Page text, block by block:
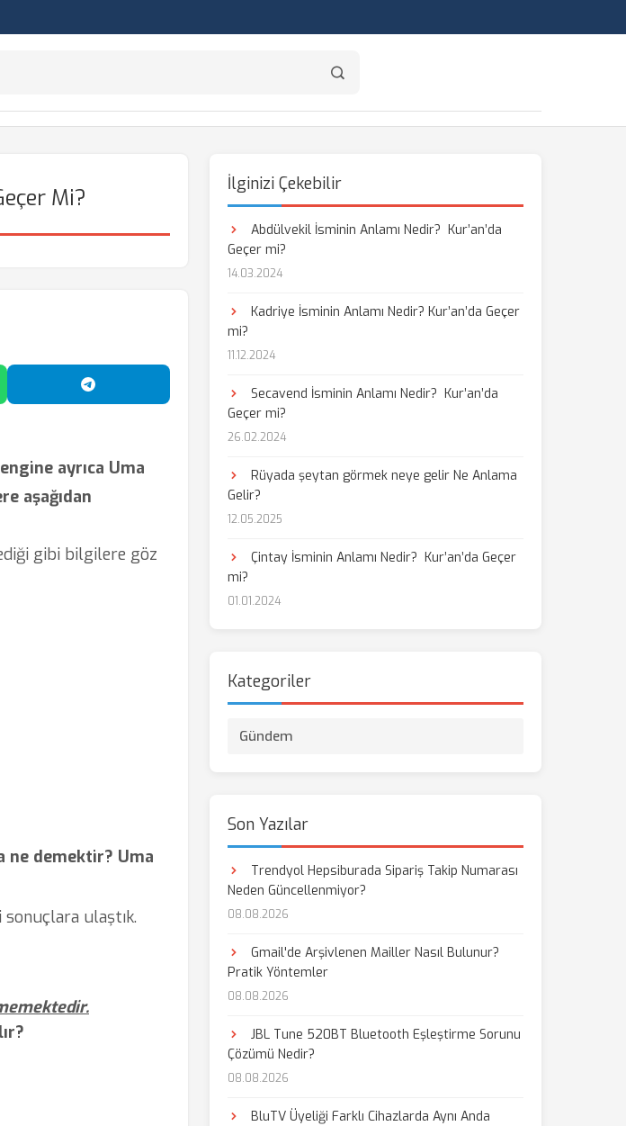
Mi?
Paylaş Telegram'da Paylaş
ayrıca Uma
aşağıdan
gibi bilgilere göz
ne demektir? Uma
sonuçlara ulaştık.
İlginizi Çekebilir
Abdülvekil İsminin Anlamı Nedir? Kur’an’da
Geçer mi?
14.03.2024
Kadriye İsminin Anlamı Nedir? Kur’an’da Geçer
mi?
11.12.2024
Secavend İsminin Anlamı Nedir? Kur’an’da
Geçer mi?
26.02.2024
Rüyada şeytan görmek neye gelir Ne Anlama
Gelir?
12.05.2025
Çintay İsminin Anlamı Nedir? Kur’an’da Geçer
mi?
01.01.2024
Kategoriler
Gündem
Son Yazılar
Trendyol Hepsiburada Sipariş Takip Numarası
Neden Güncellenmiyor?
08.08.2026
Gmail'de Arşivlenen Mailler Nasıl Bulunur?
Pratik Yöntemler
08.08.2026
JBL Tune 520BT Bluetooth Eşleştirme Sorunu
Çözümü Nedir?
08.08.2026
BluTV Üyeliği Farklı Cihazlarda Aynı Anda